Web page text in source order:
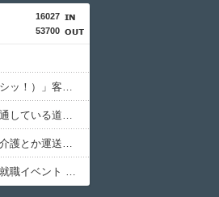
16027
53700
フット後藤「ハゲとるやないかい！（ペシッ！）」客「ギャハハハwwwwww」←何が面白いの？
【のど】れいわ信者、半年で迂回路が開通している道路を2年半放置されていると印象操作してしまう
世間「大変だ！AI化で中間層が失業して介護とか運送の仕事するしか無くなるぞ！」←うん…うん？
【人材獲得へ】ソウルで日本企業による就職イベント 就職難に苦しむ韓国の若者が日本に注目